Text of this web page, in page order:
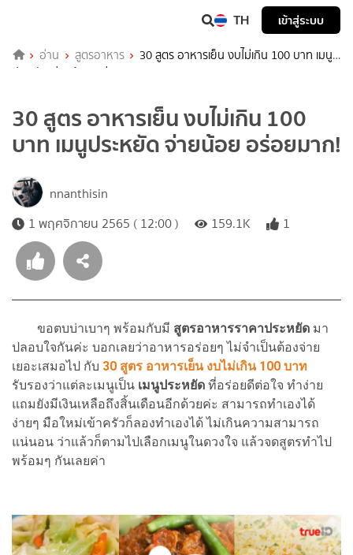
TH เข้าสู่ระบบ
อ่าน สูตรอาหาร
30 สูตร อาหารเย็น งบไม่เกิน 100 บาท เมนู
ประหยัด จ่ายน้อย อร่อยมาก!
30 สูตร อาหารเย็น งบไม่เกิน 100
บาท เมนูประหยัด จ่ายน้อย อร่อยมาก!
nnanthisin
1 พฤศจิกายน 2565 ( 12:00 )
159.1K 1
ขอตบบ่าเบาๆ พร้อมกับมี สูตรอาหารราคาประหยัด มา
ปลอบใจกันค่ะ บอกเลยว่าอาหารอร่อยๆ ไม่จำเป็นต้องจ่าย
เยอะเสมอไป กับ 30 สูตร อาหารเย็น งบไม่เกิน 100 บาท
รับรองว่าแต่ละเมนูเป็น เมนูประหยัด ที่อร่อยดีต่อใจ ทำง่าย
แถมยังมีเงินเหลือถึงสิ้นเดือนอีกด้วยค่ะ สามารถทำเองได้
ง่ายๆ มือใหม่เข้าครัวก็ลองทำเองได้ ไม่เกินความสามารถ
แน่นอน ว่าแล้วก็ตามไปเลือกเมนูในดวงใจ แล้วจดสูตรทำไป
พร้อมๆ กันเลยค่า